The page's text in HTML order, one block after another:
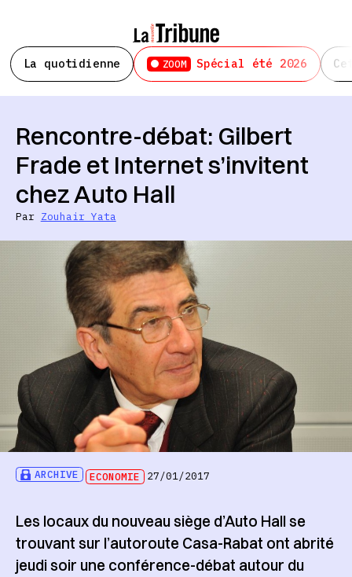
La quotidienne ZOOM Spécial été 2026
ARCHIVE ECONOMIE 27/01/2017
Rencontre-débat: Gilbert
Frade et Internet s’invitent
chez Auto Hall
Par Zouhair Yata
Les locaux du nouveau siège d’Auto Hall se
trouvant sur l’autoroute Casa-Rabat ont abrité
jeudi soir une conférence-débat autour du